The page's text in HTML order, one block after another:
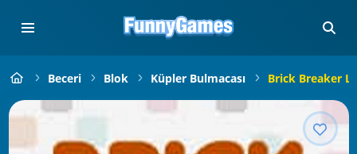
Beceri Blok Küpler Bulmacası Brick Breaker